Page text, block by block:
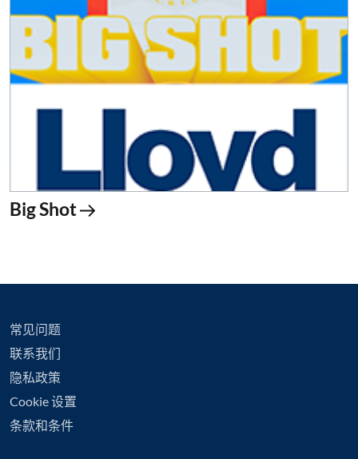
Big Shot
常见问题
联系我们
隐私政策
Cookie 设置
条款和条件